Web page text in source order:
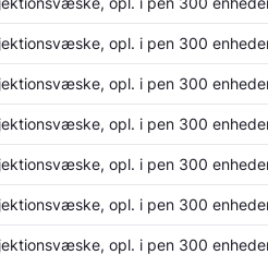
opl. i pen 300
opl. i pen 300
opl. i pen 300
opl. i pen 300
opl. i pen 300
opl. i pen 300